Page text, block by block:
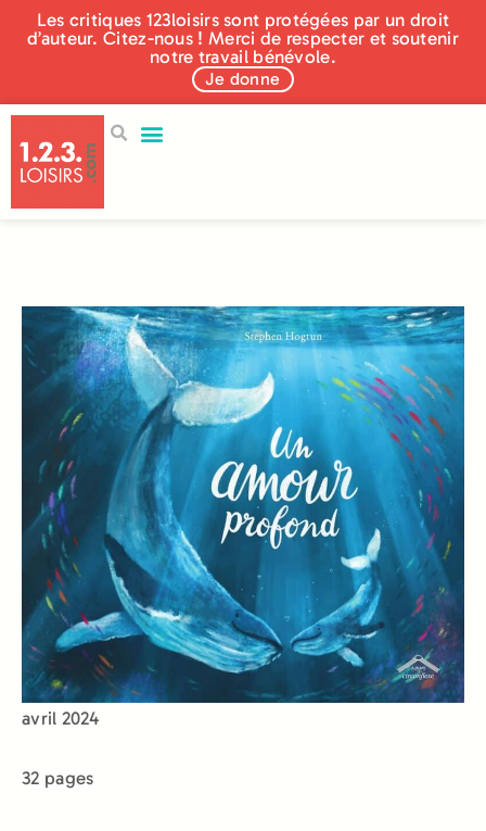
Les critiques 123loisirs sont protégées par un droit
d’auteur. Citez-nous ! Merci de respecter et soutenir
notre travail bénévole.
Je donne
avril 2024
32 pages